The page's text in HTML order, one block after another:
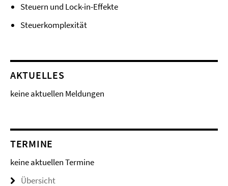
Steuern und Lock-in-Effekte
Steuerkomplexität
AKTUELLES
keine aktuellen Meldungen
TERMINE
keine aktuellen Termine
Übersicht